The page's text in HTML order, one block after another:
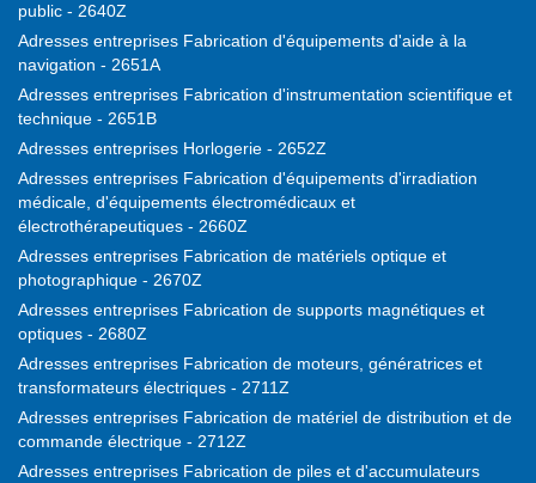
public - 2640Z
Adresses entreprises Fabrication d'équipements d'aide à la
navigation - 2651A
Adresses entreprises Fabrication d'instrumentation scientifique et
technique - 2651B
Adresses entreprises Horlogerie - 2652Z
Adresses entreprises Fabrication d'équipements d'irradiation
médicale, d'équipements électromédicaux et
électrothérapeutiques - 2660Z
Adresses entreprises Fabrication de matériels optique et
photographique - 2670Z
Adresses entreprises Fabrication de supports magnétiques et
optiques - 2680Z
Adresses entreprises Fabrication de moteurs, génératrices et
transformateurs électriques - 2711Z
Adresses entreprises Fabrication de matériel de distribution et de
commande électrique - 2712Z
Adresses entreprises Fabrication de piles et d'accumulateurs